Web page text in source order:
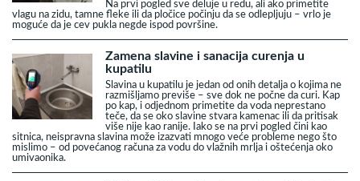
Na prvi pogled sve deluje u redu, ali ako primetite
vlagu na zidu, tamne fleke ili da pločice počinju da se odlepljuju – vrlo je
moguće da je cev pukla negde ispod površine.
Zamena slavine i sanacija curenja u
kupatilu
Slavina u kupatilu je jedan od onih detalja o kojima ne
razmišljamo previše – sve dok ne počne da curi. Kap
po kap, i odjednom primetite da voda neprestano
teče, da se oko slavine stvara kamenac ili da pritisak
više nije kao ranije. Iako se na prvi pogled čini kao
sitnica, neispravna slavina može izazvati mnogo veće probleme nego što
mislimo – od povećanog računa za vodu do vlažnih mrlja i oštećenja oko
umivaonika.